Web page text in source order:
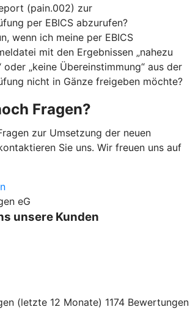
(pain.002) zur
per EBICS abzurufen?
wenn ich meine per EBICS
mit den Ergebnissen „nahezu
oder „keine Übereinstimmung“ aus der
nicht in Gänze freigeben möchte?
Fragen?
zur Umsetzung der neuen
Sie uns. Wir freuen uns auf
eG
unsere Kunden
(letzte 12 Monate) 1174 Bewertungen